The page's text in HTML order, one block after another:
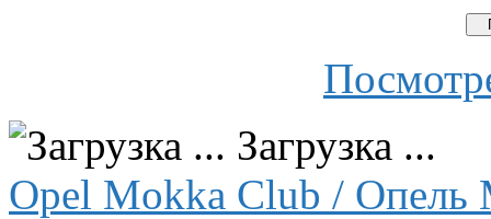
Загрузка ...
Opel Mokka Club / Опель